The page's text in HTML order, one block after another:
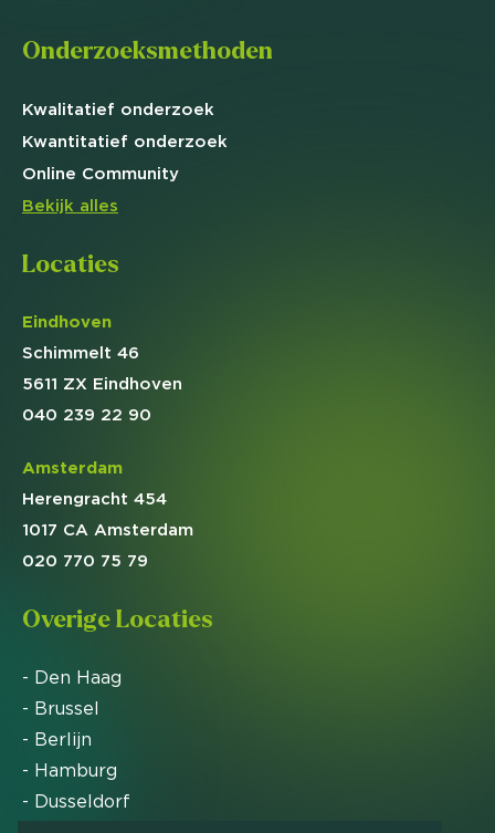
Onderzoeksmethoden
Kwalitatief onderzoek
Kwantitatief onderzoek
Online Community
Bekijk alles
Locaties
Eindhoven
Schimmelt 46
5611 ZX Eindhoven
040 239 22 90
Amsterdam
Herengracht 454
1017 CA Amsterdam
020 770 75 79
Overige Locaties
- Den Haag
- Brussel
- Berlijn
- Hamburg
- Dusseldorf